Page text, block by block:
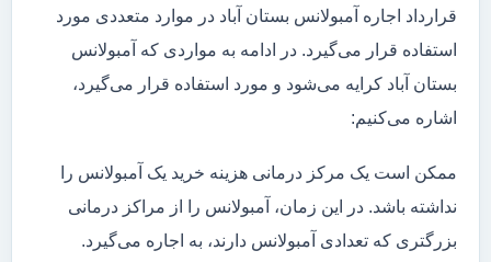
قرارداد اجاره آمبولانس بستان آباد در موارد متعددی مورد
استفاده قرار می‌گیرد. در ادامه به مواردی که آمبولانس
بستان آباد کرایه می‌شود و مورد استفاده قرار می‌گیرد،
اشاره می‌کنیم:
ممکن است یک مرکز درمانی هزینه خرید یک آمبولانس را
نداشته باشد. در این زمان، آمبولانس را از مراکز درمانی
بزرگتری که تعدادی آمبولانس دارند، به اجاره می‌گیرد.